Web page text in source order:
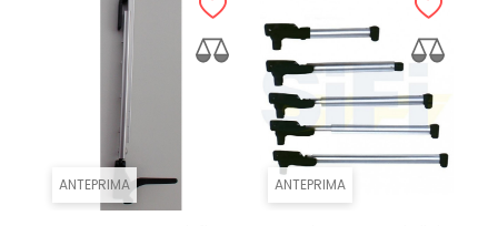
ANTEPRIMA ANTEPRIMA